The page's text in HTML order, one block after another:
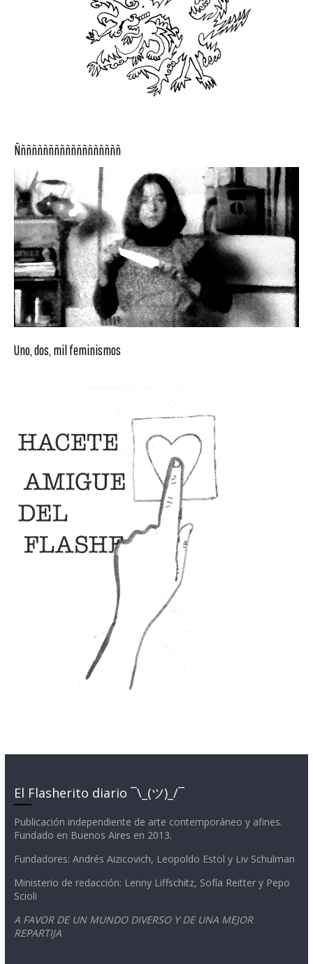
Ñññññññññññññññññññ
Uno, dos, mil feminismos
El Flasherito diario ¯\_(ツ)_/¯
Publicación independiente de arte contemporáneo y afines.
Fundado en Buenos Aires en 2013.
Fundadores: Andrés Aizicovich, Leopoldo Estol y Liv Schulman
Ministerio de redacción: Lenny Liffschitz, Sofía Reitter y Pepo
Scioli
A FAVOR DE UN MUNDO DIVERSO Y DE UNA MEJOR
REPARTIJA